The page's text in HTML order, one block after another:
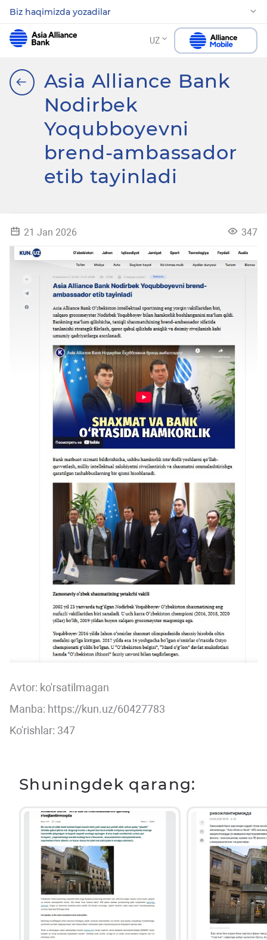
Biz haqimizda yozadilar
UZ
Asia Alliance Bank
Nodirbek
Yoqubboyevni
brend-ambassador
etib tayinladi
21 Jan 2026 347
Avtor: ko'rsatilmagan
Manba: https://kun.uz/60427783
Ko'rishlar: 347
Shuningdek qarang: